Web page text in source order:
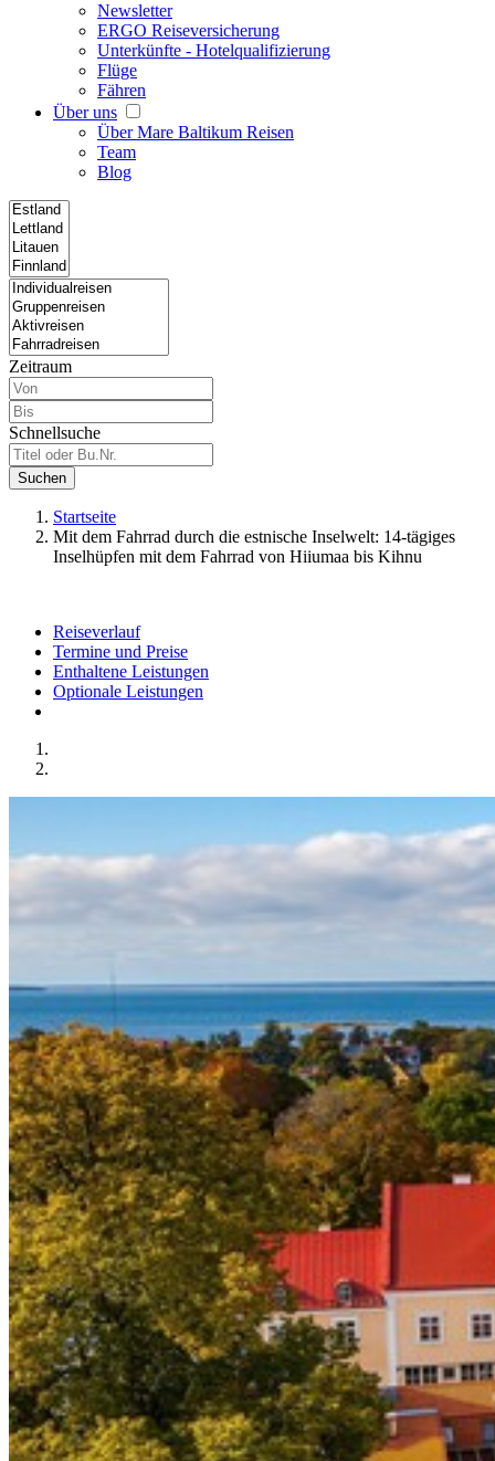
Newsletter
ERGO Reiseversicherung
Unterkünfte - Hotelqualifizierung
Flüge
Fähren
Über uns
Über Mare Baltikum Reisen
Team
Blog
Zeitraum
Schnellsuche
Suchen
Startseite
Mit dem Fahrrad durch die estnische Inselwelt: 14-tägiges
Inselhüpfen mit dem Fahrrad von Hiiumaa bis Kihnu
Reiseverlauf
Termine und Preise
Enthaltene Leistungen
Optionale Leistungen